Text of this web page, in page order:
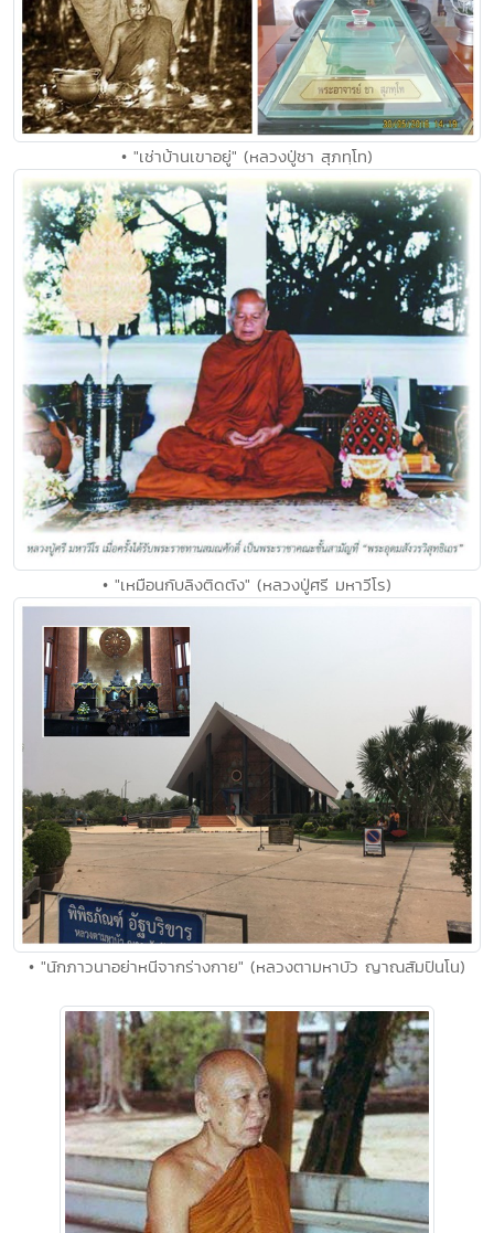
• "เช่าบ้านเขาอยู่" (หลวงปู่ชา สุภทฺโท)
• "เหมือนกับลิงติดตัง" (หลวงปู่ศรี มหาวีโร)
• "นักภาวนาอย่าหนีจากร่างกาย" (หลวงตามหาบัว ญาณสัมปันโน)